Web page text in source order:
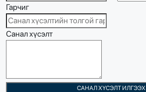
Гарчиг
Санал хүсэлт
САНАЛ ХҮСЭЛТ ИЛГЭЭХ